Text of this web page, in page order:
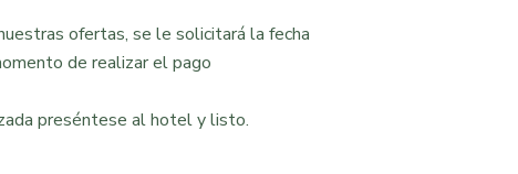
ofertas, se le solicitará la fecha
de realizar el pago
preséntese al hotel y listo.